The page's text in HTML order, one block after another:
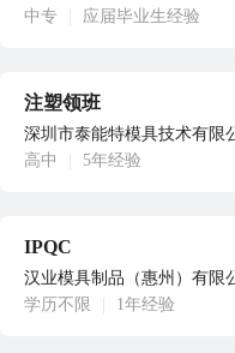
中专
应届毕业生经验
注塑领班
深圳市泰能特模具技术有限
高中
5年经验
IPQC
汉业模具制品（惠州）有限
学历不限
1年经验